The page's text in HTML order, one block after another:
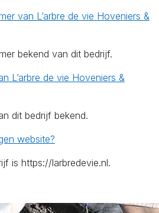
van L’arbre de vie Hoveniers &
bekend van dit bedrijf.
L’arbre de vie Hoveniers &
dit bedrijf bekend.
website?
is https://larbredevie.nl.